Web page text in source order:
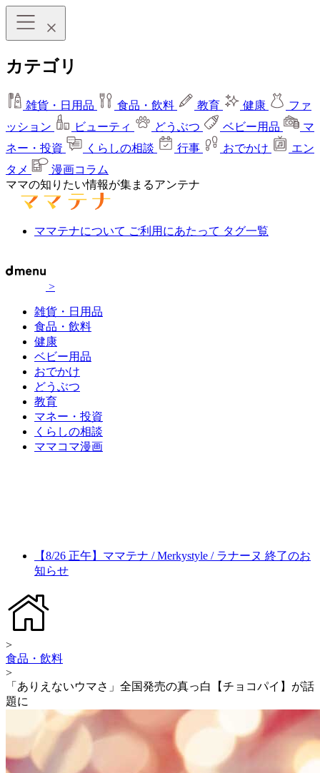
カテゴリ
雑貨・日用品 食品・飲料 教育 健康
ファ
ッション
ビューティ どうぶつ ベビー用品
マ
ネー・投資
くらしの相談 行事 おでかけ
エン
タメ
漫画コラム
ママの知りたい情報が集まるアンテナ
ママテナについて ご利用にあたって タグ一覧
>
雑貨・日用品
食品・飲料
健康
ベビー用品
おでかけ
どうぶつ
教育
マネー・投資
くらしの相談
ママコマ漫画
【8/26 正午】ママテナ / Merkystyle / ラナーヌ 終了のお
知らせ
>
食品・飲料
>
「ありえないウマさ」全国発売の真っ白【チョコパイ】が話
題に